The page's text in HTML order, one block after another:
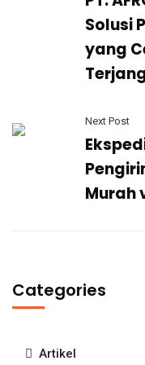
Solusi
yang
Next Post
Murah
Categories
Artikel